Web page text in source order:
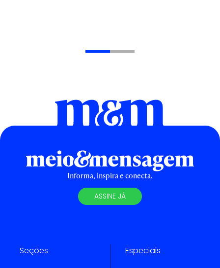
Informa, inspira e conecta.
ASSINE JÁ
Seções Especiais